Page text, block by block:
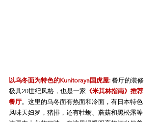
以乌冬面为特色的Kunitoraya国虎屋: 餐厅的装修
极具20世纪风格，也是一家 《米其林指南》推荐
餐厅。这里的乌冬面有热面和冷面，有日本特色
风味天妇罗，猪排，还有牡蛎、蘑菇和黑松露等